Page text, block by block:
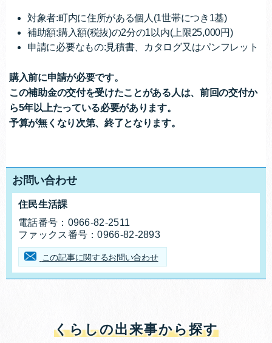
対象者:町内に住所がある個人(1世帯につき1基)
補助額:購入額(税抜)の2分の1以内(上限25,000円)
申請に必要なもの:見積書、カタログ又はパンフレット
購入前に申請が必要です。
この補助金の交付を受けたことがある人は、前回の交付か
ら5年以上たっている必要があります。
予算が無くなり次第、終了となります。
お問い合わせ
お問合せ先
住民生活課
電話番号： 0966-82-2511
ファックス番号：0966-82-2893
この記事に関するお問い合わせ
くらしの出来事から探す